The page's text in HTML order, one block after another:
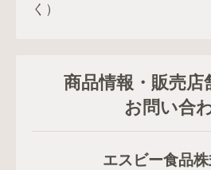
く）
商品情報・販売店
お問い合
エスビー食品